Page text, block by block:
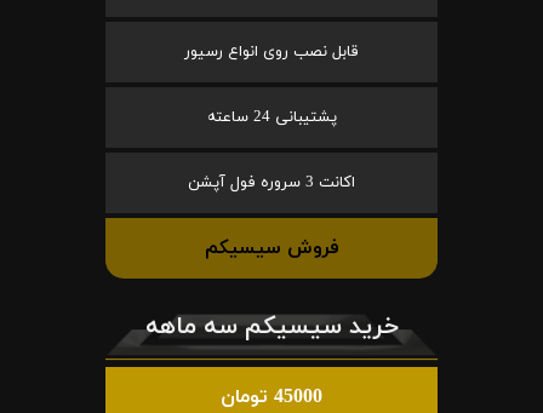
قابل نصب روی انواع رسیور
پشتیبانی 24 ساعته
اکانت 3 سروره فول آپشن
فروش سیسیکم
خرید سیسیکم سه ماهه
45000 تومان